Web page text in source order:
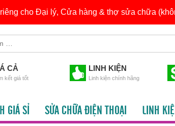
cho Đại lý, Cửa hàng & thợ sửa chữa
CẢ
kết giá tốt
LINH KIỆN
Linh kiện chính hãng
GIÁ SỈ SỬA CHỮA ĐIỆN THOẠI LINH